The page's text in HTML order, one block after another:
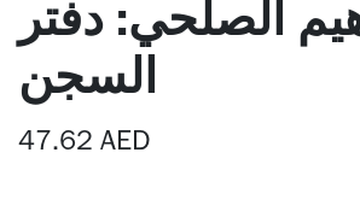
الصلحي: دفتر
السجن
47.62 AED